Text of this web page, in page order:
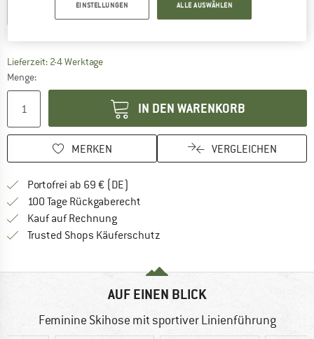
48 EU
Lieferzeit: 2-4 WerktageDer Link öffnet sich in einer Infobox und
Menge:
IN DEN WARENKORB
MERKEN VERGLEICHEN
Portofrei ab 69 € (DE)
100 Tage Rückgaberecht
Kauf auf RechnungFinde die Zahlungs-Infos hier! Öffnet
Trusted Shops Käuferschutz
AUF EINEN BLICK
Feminine Skihose mit sportiver Linienführung
EINSTELLUNGEN ALLE AUSWÄHLEN